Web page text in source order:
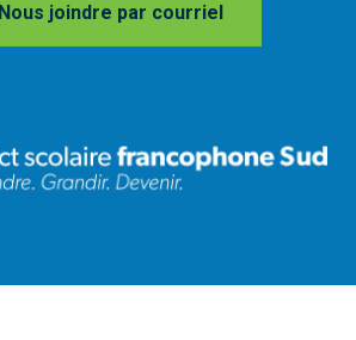
Nous joindre par courriel